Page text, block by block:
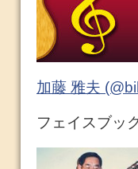
加藤 雅夫
フェイスブッ